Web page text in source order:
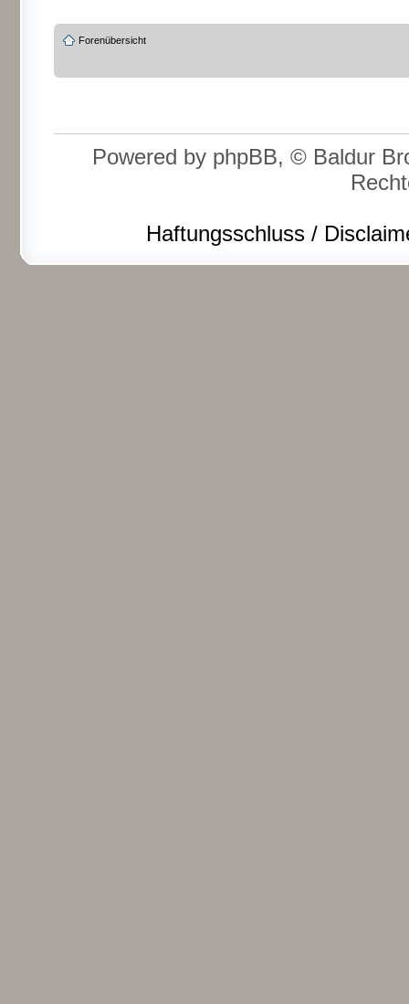
Forenübersicht
Powered by phpBB, © Baldur
Haftungsschluss /